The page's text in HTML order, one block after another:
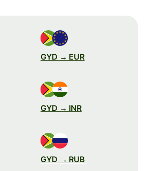
GYD → EUR
GYD → INR
GYD → RUB